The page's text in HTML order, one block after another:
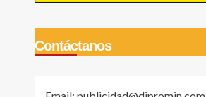
Contáctanos